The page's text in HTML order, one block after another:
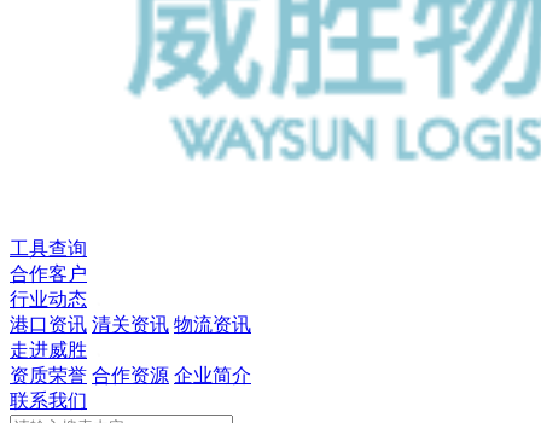
工具查询
合作客户
行业动态
港口资讯 清关资讯 物流资讯
走进威胜
资质荣誉 合作资源 企业简介
联系我们